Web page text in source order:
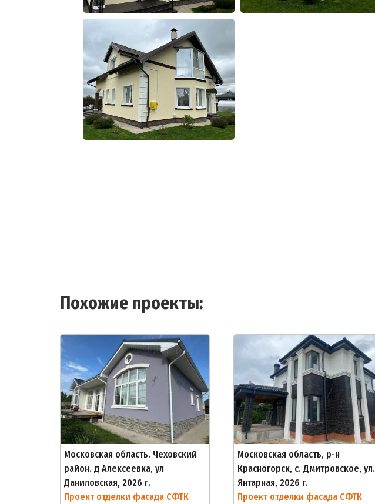
Похожие проекты:
Московская область. Чеховский
район. д Алексеевка, ул
Даниловская, 2026 г.
Проект отделки фасада СФТК
Московская область, р-н
Красногорск, с. Дмитровское, ул.
Янтарная, 2026 г.
Проект отделки фасада СФТК